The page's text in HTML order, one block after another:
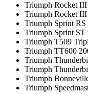
Triumph Rocket
Triumph Rocket
Triumph Sprint
Triumph Sprint ST
Triumph T509
Triumph TT600
Triumph
Triumph
Triumph
Triumph